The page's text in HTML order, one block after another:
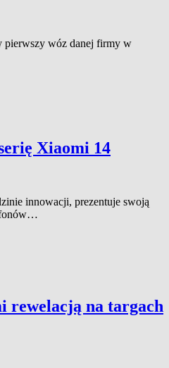
pierwszy wóz danej firmy w
Xiaomi 14
innowacji, prezentuje swoją
rewelacją na targach